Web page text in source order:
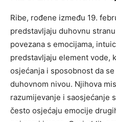
Ribe, rođene između 19.
predstavljaju duhovnu
povezana s emocijama,
predstavljaju element vode,
osjećanja i sposobnost da
duhovnom nivou. Njihova
razumijevanje i saosjećanje
često osjećaju emocije